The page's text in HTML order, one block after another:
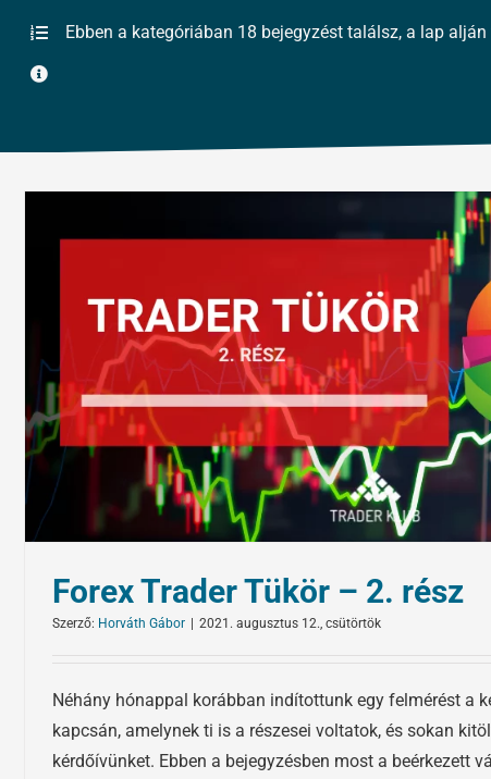
Ebben a kategóriában 18 bejegyzést találsz, a lap
Forex Trader Tükör – 2. rész
Szerző: Horváth Gábor | 2021. augusztus 12., csütörtök
Néhány hónappal korábban indítottunk egy felmérést a
kapcsán, amelynek ti is a részesei voltatok, és sokan
kérdőívünket. Ebben a bejegyzésben most a beérkezett